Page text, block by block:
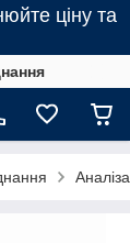
ціну та